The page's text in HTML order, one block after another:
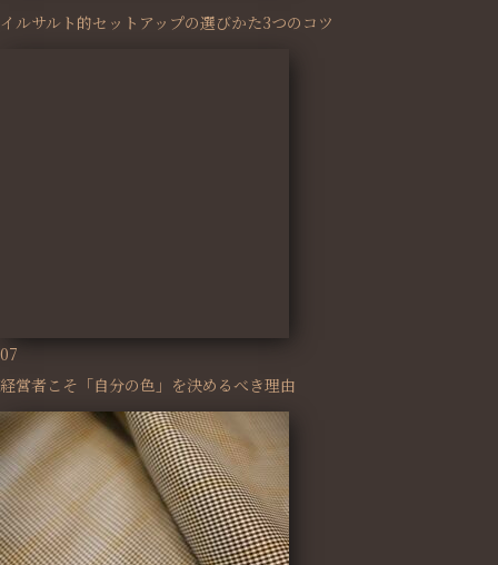
イルサルト的セットアップの選びかた3つのコツ
07
経営者こそ「自分の色」を決めるべき理由